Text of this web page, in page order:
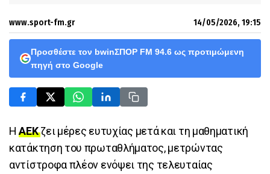
www.sport-fm.gr 14/05/2026, 19:15
Προσθέστε τον bwinΣΠΟΡ FM 94.6 ως προτιμώμενη
πηγή στο Google
ΗΑΕΚζει μέρες ευτυχίας μετά και τη μαθηματική
κατάκτηση του πρωταθλήματος, μετρώντας
αντίστροφα πλέον ενόψει της τελευταίας